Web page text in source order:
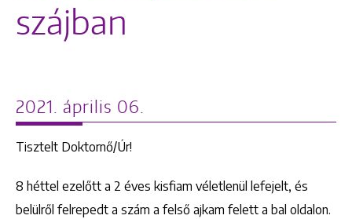
szájban
2021. április 06.
Tisztelt Doktornő/Úr!
8 héttel ezelőtt a 2 éves kisfiam véletlenül lefejelt, és
belülről felrepedt a szám a felső ajkam felett a bal oldalon.